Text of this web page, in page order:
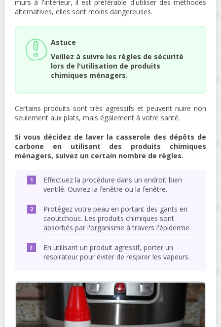
murs à l'intérieur, il est préférable d'utiliser des méthodes
alternatives, elles sont moins dangereuses.
Astuce
Veillez à suivre les règles de sécurité
lors de l'utilisation de produits
chimiques ménagers.
Certains produits sont très agressifs et peuvent nuire non
seulement aux plats, mais également à votre santé.
Si vous décidez de laver la casserole des dépôts de
carbone en utilisant des produits chimiques
ménagers, suivez un certain nombre de règles.
Effectuez la procédure dans un endroit bien
ventilé. Ouvrez la fenêtre ou la fenêtre.
Protégez votre peau en portant des gants en
caoutchouc. Les produits chimiques sont
absorbés par l'organisme à travers l'épiderme.
En utilisant un produit agressif, porter un
respirateur pour éviter de respirer les vapeurs.